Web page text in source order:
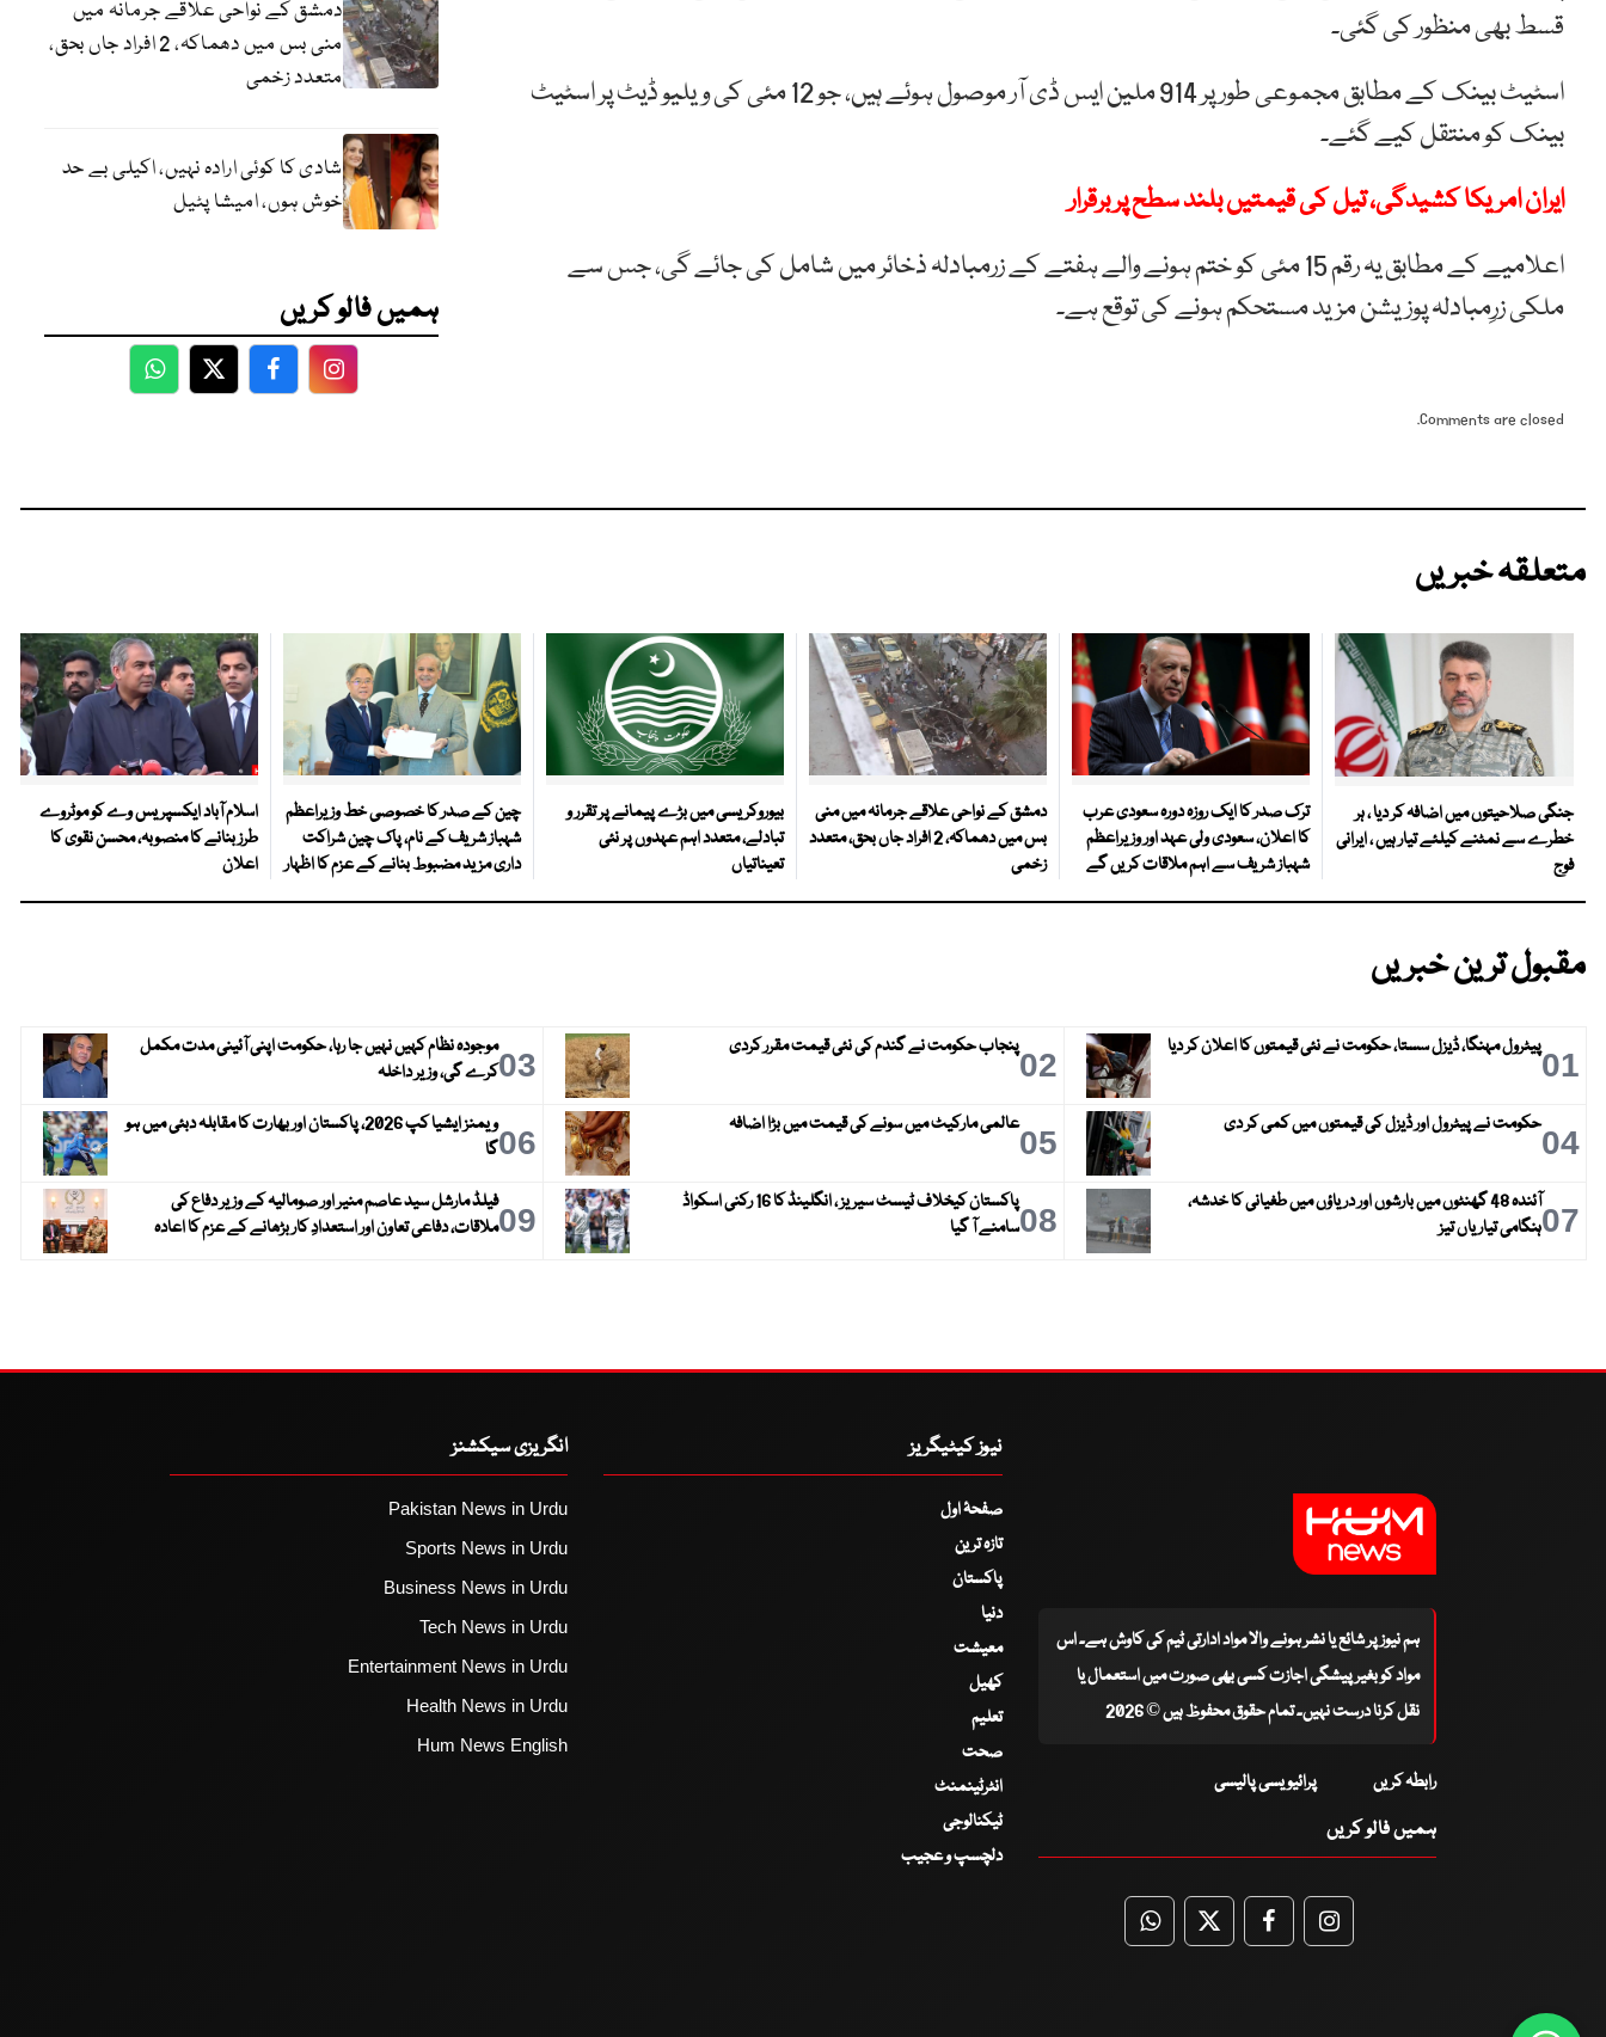
قسط بھی منظور کی گئی۔
اسٹیٹ بینک کے مطابق مجموعی طور پر 914 ملین ایس ڈی آر موصول ہوئے ہیں، جو 12 مئی کی ویلیو ڈیٹ پر اسٹیٹ
بینک کو منتقل کیے گئے۔
ایران امریکا کشیدگی، تیل کی قیمتیں بلند سطح پر برقرار
اعلامیے کے مطابق یہ رقم 15 مئی کو ختم ہونے والے ہفتے کے زرمبادلہ ذخائر میں شامل کی جائے گی، جس سے
ملکی زرِمبادلہ پوزیشن مزید مستحکم ہونے کی توقع ہے۔
Comments are closed.
دمشق کے نواحی علاقے جرمانہ میں
منی بس میں دھماکہ، 2 افراد جاں بحق،
متعدد زخمی
شادی کا کوئی ارادہ نہیں، اکیلی بے حد
خوش ہوں، امیشا پٹیل
ہمیں فالو کریں
WhatsApp
TwitterFacebookFacebook
متعلقہ خبریں
جنگی صلاحیتوں میں اضافہ کر دیا ، ہر
خطرے سے نمٹنے کیلئے تیار ہیں ، ایرانی
فوج
ترک صدر کا ایک روزہ دورہ سعودی عرب
کا اعلان، سعودی ولی عہد اور وزیراعظم
شہباز شریف سے اہم ملاقات کریں گے
دمشق کے نواحی علاقے جرمانہ میں منی
بس میں دھماکہ، 2 افراد جاں بحق، متعدد
زخمی
بیوروکریسی میں بڑے پیمانے پر تقرر و
تبادلے، متعدد اہم عہدوں پر نئی
تعیناتیاں
چین کے صدر کا خصوصی خط وزیراعظم
شہباز شریف کے نام، پاک چین شراکت
داری مزید مضبوط بنانے کے عزم کا اظہار
اسلام آباد ایکسپریس وے کو موٹروے
طرز بنانے کا منصوبہ، محسن نقوی کا
اعلان
مقبول ترین خبریں
01پیٹرول مہنگا، ڈیزل سستا، حکومت نے نئی قیمتوں کا اعلان کر دیا 02پنجاب حکومت نے گندم کی نئی قیمت مقرر کردی 03موجودہ نظام کہیں نہیں جا رہا، حکومت اپنی آئینی مدت مکمل
کرے گی، وزیر داخلہ
04حکومت نے پیٹرول اور ڈیزل کی قیمتوں میں کمی کر دی 05عالمی مارکیٹ میں سونے کی قیمت میں بڑا اضافہ 06
ویمنز ایشیا کپ 2026، پاکستان اور بھارت کا مقابلہ دبئی میں ہو
گا
07
آئندہ 48 گھنٹوں میں بارشوں اور دریاؤں میں طغیانی کا خدشہ،
ہنگامی تیاریاں تیز
08
پاکستان کیخلاف ٹیسٹ سیریز ، انگلینڈ کا 16 رکنی اسکواڈ
سامنے آ گیا
09فیلڈ مارشل سید عاصم منیر اور صومالیہ کے وزیر دفاع کی
ملاقات، دفاعی تعاون اور استعدادِ کار بڑھانے کے عزم کا اعادہ
ہم نیوز پر شائع یا نشر ہونے والا مواد ادارتی ٹیم کی کاوش ہے۔ اس
مواد کو بغیر پیشگی اجازت کسی بھی صورت میں استعمال یا
نقل کرنا درست نہیں۔ تمام حقوق محفوظ ہیں © 2026
رابطہ کریں پرائیویسی پالیسی
ہمیں فالو کریں
WhatsApp
TwitterFacebookFacebook
نیوز کیٹیگریز
صفحۂ اول
تازہ ترین
پاکستان
دنیا
معیشت
کھیل
تعلیم
صحت
انٹرٹینمنٹ
ٹیکنالوجی
دلچسپ و عجیب
انگریزی سیکشنز
Pakistan News in Urdu
Sports News in Urdu
Business News in Urdu
Tech News in Urdu
Entertainment News in Urdu
Health News in Urdu
Hum News English